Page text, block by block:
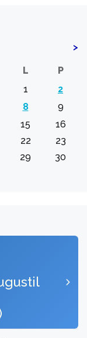
>
L
P
1
2
8
9
15
16
22
23
29
30